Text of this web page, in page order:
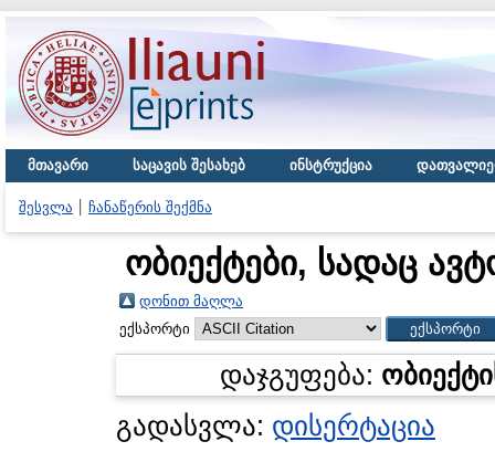
მთავარი საცავის შესახებ ინსტრუქცია
შესვლა ჩანაწერის შექმნა
ობიექტები, სადაც
დონით მაღლა
ექსპორტი
დაჯგუფება:
გადასვლა: დისერტაცია